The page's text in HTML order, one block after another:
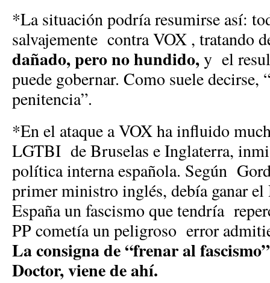
*La situación podría resumirse así:
salvajemente contra VOX , tratando
dañado, pero no hundido,y el
puede gobernar. Como suele decirse,
penitencia”.
*En el ataque a VOX ha influido
LGTBI de Bruselas e Inglaterra,
política interna española. Según
primer ministro inglés, debía ganar
España un fascismo que tendría
PP cometía un peligroso error
La consigna de “frenar al
Doctor, viene de ahí.